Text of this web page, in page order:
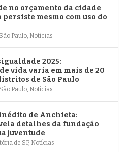
no orçamento da cidade
persiste mesmo com uso do
Paulo Notícias
2025:
vida varia em mais de 20
de São Paulo
Paulo Notícias
de Anchieta:
detalhes da fundação
juventude
de SP, Notícias